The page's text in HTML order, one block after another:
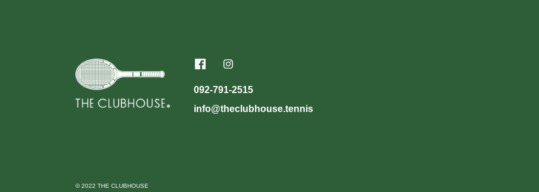
092-791-2515
info@theclubhouse.tennis
© 2022 THE CLUBHOUSE